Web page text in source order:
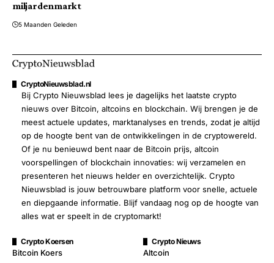
miljardenmarkt
5 Maanden Geleden
CryptoNieuwsblad.nl
Bij Crypto Nieuwsblad lees je dagelijks het laatste crypto
nieuws over Bitcoin, altcoins en blockchain. Wij brengen je de
meest actuele updates, marktanalyses en trends, zodat je altijd
op de hoogte bent van de ontwikkelingen in de cryptowereld.
Of je nu benieuwd bent naar de Bitcoin prijs, altcoin
voorspellingen of blockchain innovaties: wij verzamelen en
presenteren het nieuws helder en overzichtelijk. Crypto
Nieuwsblad is jouw betrouwbare platform voor snelle, actuele
en diepgaande informatie. Blijf vandaag nog op de hoogte van
alles wat er speelt in de cryptomarkt!
Crypto Koersen
Bitcoin Koers
Crypto Nieuws
Altcoin